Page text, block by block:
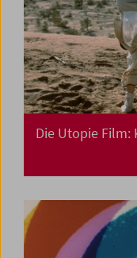
Die Utopie Film: